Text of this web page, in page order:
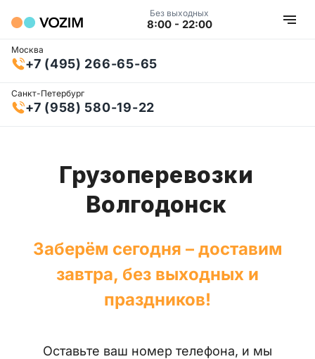
Без выходных
8:00 - 22:00
Москва
+7 (495) 266-65-65
Санкт-Петербург
+7 (958) 580-19-22
Грузоперевозки
Волгодонск
Заберём сегодня – доставим
завтра, без выходных и
праздников!
Оставьте ваш номер телефона, и мы